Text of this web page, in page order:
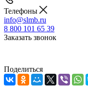
Телефоны
info@slmb.ru
8 800 101 65 39
Заказать звонок
Поделиться